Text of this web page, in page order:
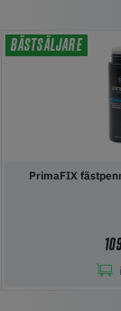
BÄSTSÄLJARE
PrimaFIX